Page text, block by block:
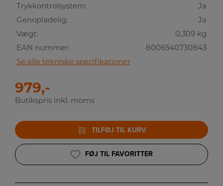
Trykkontrolsystem:
Ja
Genopladelig:
Ja
Vægt:
0,309 kg
EAN nummer:
8006540730843
Se alle tekniske specifikationer
979,-
Butikspris inkl. moms
TILFØJ TIL KURV
FØJ TIL FAVORITTER